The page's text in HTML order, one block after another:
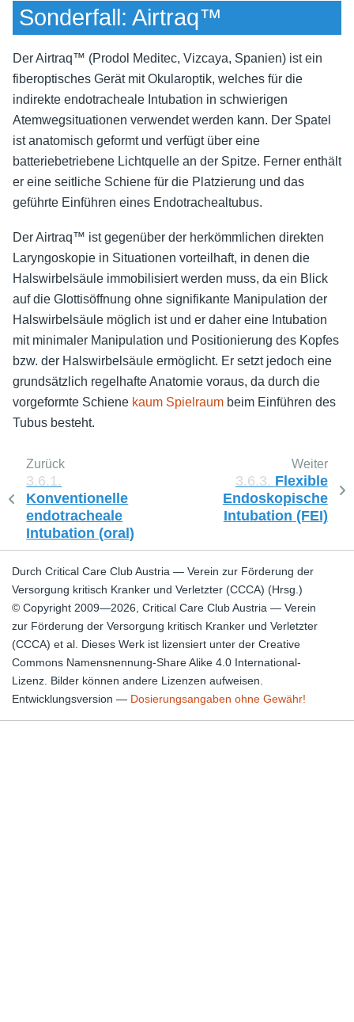
Sonderfall: Airtraq™
Der Airtraq™ (Prodol Meditec, Vizcaya, Spanien) ist ein
fiberoptisches Gerät mit Okularoptik, welches für die
indirekte endotracheale Intubation in schwierigen
Atemwegsituationen verwendet werden kann. Der Spatel
ist anatomisch geformt und verfügt über eine
batteriebetriebene Lichtquelle an der Spitze. Ferner enthält
er eine seitliche Schiene für die Platzierung und das
geführte Einführen eines Endotrachealtubus.
Der Airtraq™ ist gegenüber der herkömmlichen direkten
Laryngoskopie in Situationen vorteilhaft, in denen die
Halswirbelsäule immobilisiert werden muss, da ein Blick
auf die Glottisöffnung ohne signifikante Manipulation der
Halswirbelsäule möglich ist und er daher eine Intubation
mit minimaler Manipulation und Positionierung des Kopfes
bzw. der Halswirbelsäule ermöglicht. Er setzt jedoch eine
grundsätzlich regelhafte Anatomie voraus, da durch die
vorgeformte Schiene kaum Spielraum beim Einführen des
Tubus besteht.
Zurück
3.6.1.
Konventionelle
endotracheale
Intubation (oral)
Weiter
3.6.3. Flexible
Endoskopische
Intubation (FEI)
Durch Critical Care Club Austria — Verein zur Förderung der
Versorgung kritisch Kranker und Verletzter (CCCA) (Hrsg.)
© Copyright 2009—2026, Critical Care Club Austria — Verein
zur Förderung der Versorgung kritisch Kranker und Verletzter
(CCCA) et al. Dieses Werk ist lizensiert unter der Creative
Commons Namensnennung-Share Alike 4.0 International-
Lizenz. Bilder können andere Lizenzen aufweisen.
Entwicklungsversion — Dosierungsangaben ohne Gewähr!